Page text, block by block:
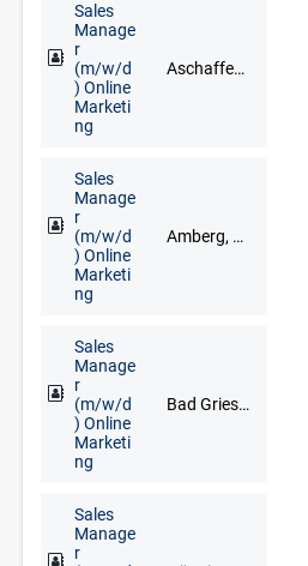
Sales
Manage
r
(m/w/d
) Online
Marketi
ng
Aschaffenburg, Bad Brückenau, Bad Kissingen, Bad Neustadt an der Saale, Darmstadt, Haßfurt, Lohr am Main, Miltenberg, Schweinfurt, Würzburg
Sales
Manage
r
(m/w/d
) Online
Marketi
ng
Amberg, Cham, Neumarkt in der Oberpfalz, Regensburg, Schwandorf, Vohenstrauß, Weiden
Sales
Manage
r
(m/w/d
) Online
Marketi
ng
Bad Griesbach im Rottal, Deggendorf, Freyung, Grafenau, Regen, Straubing
Sales
Manage
r